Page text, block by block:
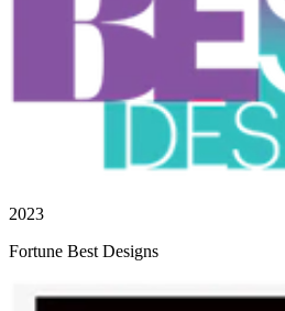
2023
Fortune Best Designs